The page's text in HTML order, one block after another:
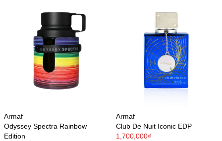
Armaf
Odyssey Spectra Rainbow
Edition
Armaf
Club De Nuit Iconic EDP
1,700,000₫